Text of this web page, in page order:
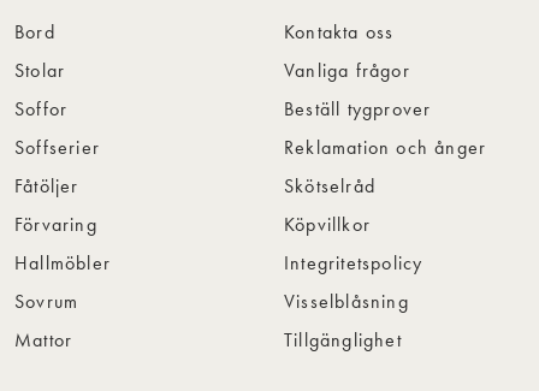
Bord
Stolar
Soffor
Soffserier
Fåtöljer
Förvaring
Hallmöbler
Sovrum
Mattor
Kontakta oss
Vanliga frågor
Beställ tygprover
Reklamation och ånger
Skötselråd
Köpvillkor
Integritetspolicy
Visselblåsning
Tillgänglighet